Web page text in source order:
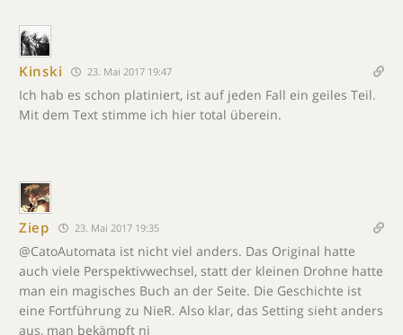
Kinski 23. Mai 2017 19:47
Ich hab es schon platiniert, ist auf jeden Fall ein geiles Teil.
Mit dem Text stimme ich hier total überein.
Ziep 23. Mai 2017 19:35
@CatoAutomata ist nicht viel anders. Das Original hatte
auch viele Perspektivwechsel, statt der kleinen Drohne hatte
man ein magisches Buch an der Seite. Die Geschichte ist
eine Fortführung zu NieR. Also klar, das Setting sieht anders
aus, man bekämpft ni